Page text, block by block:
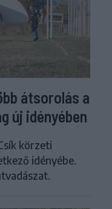
átsorolás a
új idényében
körzeti
idényébe.